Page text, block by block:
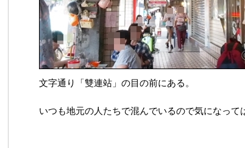
文字通り「雙連站」の目の前にある。
いつも地元の人たちで混んでいるので気になって